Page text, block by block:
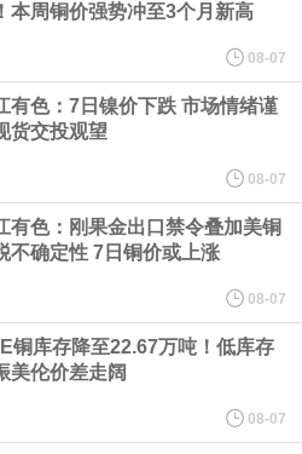
）。
现报64.08美元/盎司。
理兼首席技术官王兴兴在网上路演时表示，
术积累，公司逐步形成了包括一体化关节集
人身体集成技术、机器人激光雷达全自研核
应用的核心技术并已应用于公司的高性能通
器人等产品。
本周铜价强势冲至3个月新高
08-07
有色：7日镍价下跌 市场情绪谨
货交投观望
08-07
有色：刚果金出口禁令叠加美铜
不确定性 7日铜价或上涨
08-07
铜库存降至22.67万吨！低库存
美伦价差走阔
08-07